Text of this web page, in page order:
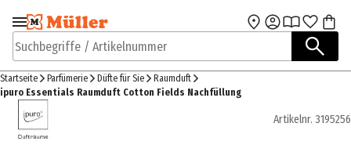
Zur Navigation
springen
Zum Hauptinhalt
Suchbegriffe / Artikelnummer
Startseite Parfümerie Düfte für Sie
Raumduft
ipuro Essentials Raumduft Cotton Fields Nachfüllung
Artikelnr. 3195256